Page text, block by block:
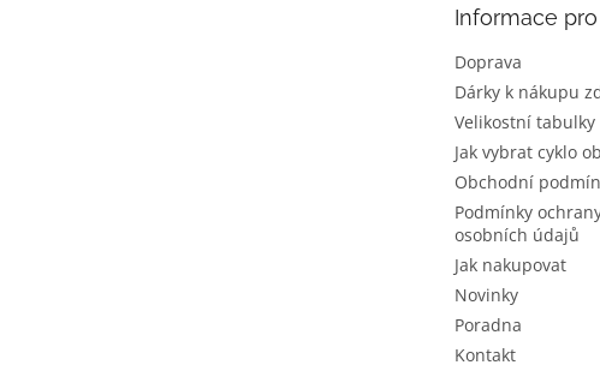
Informace
Doprava
Dárky k nákupu
Velikostní tabulky
Jak vybrat cyklo
Obchodní
Podmínky
osobních údajů
Jak nakupovat
Novinky
Poradna
Kontakt